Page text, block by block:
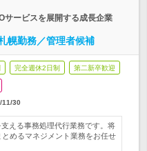
サービスを展開する成長企業
幌勤務／管理者候補
完全週休2日制 第二新卒歓迎
11/30
える事務処理代行業務です。将
めるマネジメント業務をお任せ